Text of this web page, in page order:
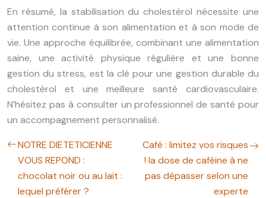
En résumé, la stabilisation du cholestérol nécessite une
attention continue à son alimentation et à son mode de
vie. Une approche équilibrée, combinant une alimentation
saine, une activité physique régulière et une bonne
gestion du stress, est la clé pour une gestion durable du
cholestérol et une meilleure santé cardiovasculaire.
N’hésitez pas à consulter un professionnel de santé pour
un accompagnement personnalisé.
NOTRE DIETETICIENNE
VOUS REPOND :
chocolat noir ou au lait :
lequel préférer ?
Café : limitez vos risques
! la dose de caféine à ne
pas dépasser selon une
experte